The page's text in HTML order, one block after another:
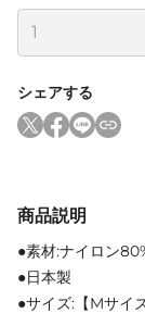
シェアする
商品説明
●素材:ナイロン
●日本製
●サイズ:【Mサイ